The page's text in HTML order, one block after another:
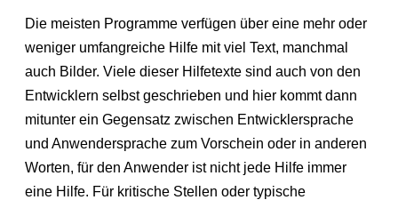
Die meisten Programme verfügen über eine mehr oder
weniger umfangreiche Hilfe mit viel Text, manchmal
auch Bilder. Viele dieser Hilfetexte sind auch von den
Entwicklern selbst geschrieben und hier kommt dann
mitunter ein Gegensatz zwischen Entwicklersprache
und Anwendersprache zum Vorschein oder in anderen
Worten, für den Anwender ist nicht jede Hilfe immer
eine Hilfe. Für kritische Stellen oder typische